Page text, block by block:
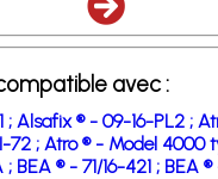
avec :
; Alsafix ® - 09-16-PL2 ;
72 ; Atro ® - Model 4000
; BEA ® - 71/16-421 ; BEA ®